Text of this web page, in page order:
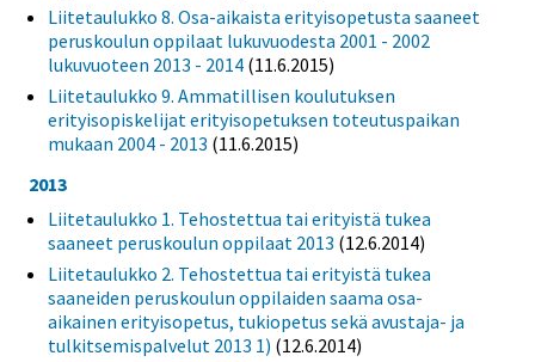
Liitetaulukko 8. Osa-aikaista erityisopetusta saaneet
peruskoulun oppilaat lukuvuodesta 2001 - 2002
lukuvuoteen 2013 - 2014 (11.6.2015)
Liitetaulukko 9. Ammatillisen koulutuksen
erityisopiskelijat erityisopetuksen toteutuspaikan
mukaan 2004 - 2013 (11.6.2015)
2013
Liitetaulukko 1. Tehostettua tai erityistä tukea
saaneet peruskoulun oppilaat 2013 (12.6.2014)
Liitetaulukko 2. Tehostettua tai erityistä tukea
saaneiden peruskoulun oppilaiden saama osa-
aikainen erityisopetus, tukiopetus sekä avustaja- ja
tulkitsemispalvelut 2013 1) (12.6.2014)